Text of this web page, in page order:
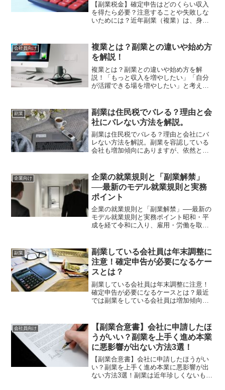
【副業税金】確定申告はどのくらい収入
を得たら必要？注意することや失敗しな
いためには？近年副業（複業）は、身近
が意外と身近な人が「私副業してます」
って公言している人は余り...
会社員向け
複業とは？副業との違いや始め方
を解説！
複業とは？副業との違いや始め方を解
説！「もっと収入を増やしたい」「自分
が活躍できる場を増やしたい」と考えて
場で働き続けることに不安を感じている
人は多いのではないでしょ...
副業
副業は住民税でバレる？理由と会
社にバレない方法を解説。
副業は住民税でバレる？理由と会社にバ
レない方法を解説。副業を容認している
会社も増加傾向にありますが、依然とし
理由と会社にバレない方法を解説しま
す。そもそも住民税とは？住民...
企業向け
企業の就業規則と「副業解禁」
──最新のモデル就業規則と実務
ポイント
企業の就業規則と「副業解禁」──最新の
モデル就業規則と実務ポイント昭和・平
成を経て令和に入り、雇用・労働を取り
ア観により、社員が複数の働き方を選べ
る環境づくりは経営...
副業
副業している会社員は年末調整に
注意！確定申告が必要になるケー
スとは？
副業している会社員は年末調整に注意！
確定申告が必要になるケースとは？最近
では副業をしている会社員は増加傾向に
なるケースもあります。そのため、知ら
なかったことで申告漏れを...
会社員向け
【副業合意書】会社に申請したほ
うがいい？副業を上手く進め本業
に悪影響が出ない方法3選！
【副業合意書】会社に申請したほうがい
い？副業を上手く進め本業に悪影響が出
ない方法3選！副業は近年珍しくないもの